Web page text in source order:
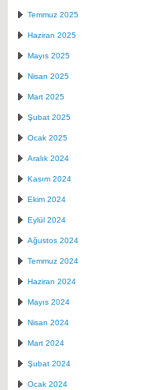
Temmuz 2025
Haziran 2025
Mayıs 2025
Nisan 2025
Mart 2025
Şubat 2025
Ocak 2025
Aralık 2024
Kasım 2024
Ekim 2024
Eylül 2024
Ağustos 2024
Temmuz 2024
Haziran 2024
Mayıs 2024
Nisan 2024
Mart 2024
Şubat 2024
Ocak 2024